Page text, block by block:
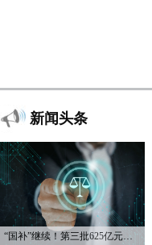
新闻头条
“国补”继续！第三批625亿元资金已下达